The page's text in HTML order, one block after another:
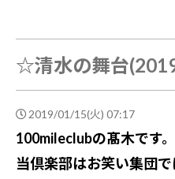
☆清水の舞台
2019/01/15(火) 07:17
100mileclubの髙木です。
当倶楽部はお笑い集団で